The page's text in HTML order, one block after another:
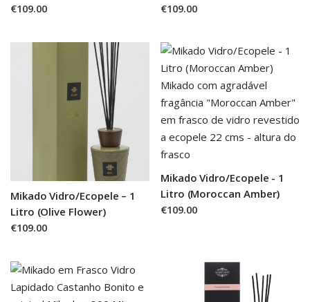
€109.00
€109.00
Mikado Vidro/Ecopele – 1
Litro (Olive Flower)
€109.00
Mikado Vidro/Ecopele - 1
Litro (Moroccan Amber)
€109.00